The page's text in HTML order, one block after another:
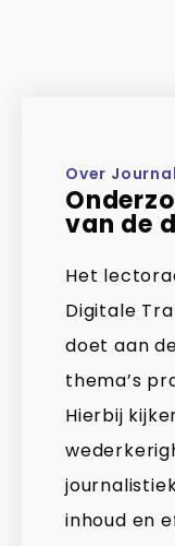
Over
van de
Het
Digitale
doet aan
thema’s
Hierbij
inhoud en